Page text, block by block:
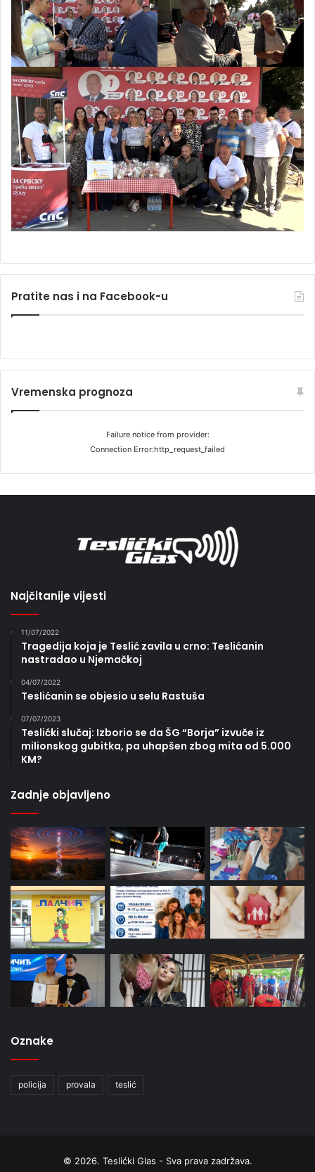
Pratite nas i na Facebook-u
Vremenska prognoza
Failure notice from provider:
Connection Error:http_request_failed
Najčitanije vijesti
11/07/2022
Tragedija koja je Teslić zavila u crno: Teslićanin
nastradao u Njemačkoj
04/07/2022
Teslićanin se objesio u selu Rastuša
07/07/2023
Teslićki slučaj: Izborio se da ŠG “Borja” izvuče iz
milionskog gubitka, pa uhapšen zbog mita od 5.000
KM?
Zadnje objavljeno
Oznake
policija provala teslić
© 2026. Teslićki Glas - Sva prava zadržava.